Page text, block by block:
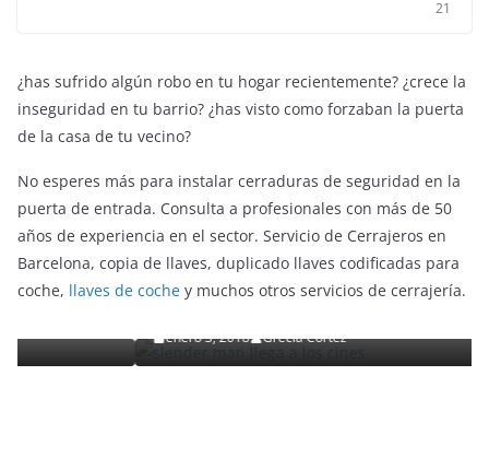
21
¿has sufrido algún robo en tu hogar recientemente? ¿crece la
inseguridad en tu barrio? ¿has visto como forzaban la puerta
de la casa de tu vecino?
No esperes más para instalar cerraduras de seguridad en la
puerta de entrada. Consulta a profesionales con más de 50
años de experiencia en el sector. Servicio de Cerrajeros en
Barcelona, copia de llaves, duplicado llaves codificadas para
coche, llaves de coche y muchos otros servicios de cerrajería.
ENTRETENIMIENTO Y CURIOSIDADES LIBROS CINE Y TV
Slender Man llega al cine y te mostramos todos los
detalles
enero 3, 2018 Grecia Cortez